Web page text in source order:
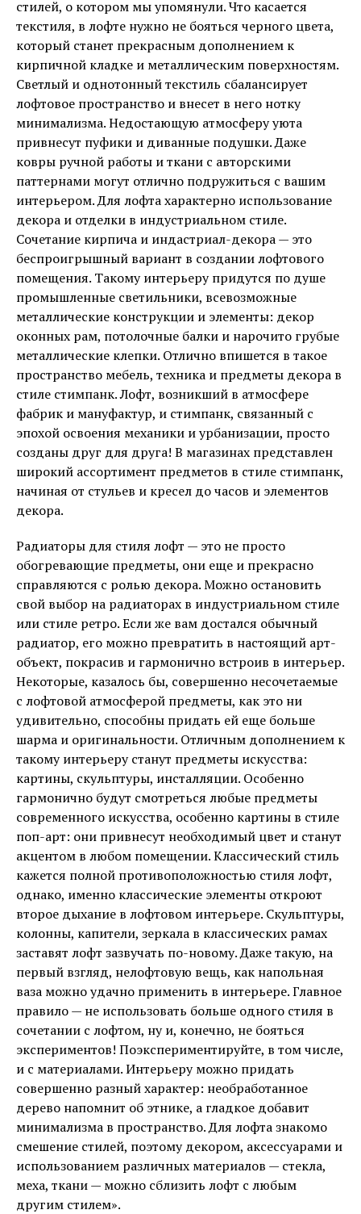
стилей, о котором мы упомянули. Что касается
текстиля, в лофте нужно не бояться черного цвета,
который станет прекрасным дополнением к
кирпичной кладке и металлическим поверхностям.
Светлый и однотонный текстиль сбалансирует
лофтовое пространство и внесет в него нотку
минимализма. Недостающую атмосферу уюта
привнесут пуфики и диванные подушки. Даже
ковры ручной работы и ткани с авторскими
паттернами могут отлично подружиться с вашим
интерьером. Для лофта характерно использование
декора и отделки в индустриальном стиле.
Сочетание кирпича и индастриал-декора — это
беспроигрышный вариант в создании лофтового
помещения. Такому интерьеру придутся по душе
промышленные светильники, всевозможные
металлические конструкции и элементы: декор
оконных рам, потолочные балки и нарочито грубые
металлические клепки. Отлично впишется в такое
пространство мебель, техника и предметы декора в
стиле стимпанк. Лофт, возникший в атмосфере
фабрик и мануфактур, и стимпанк, связанный с
эпохой освоения механики и урбанизации, просто
созданы друг для друга! В магазинах представлен
широкий ассортимент предметов в стиле стимпанк,
начиная от стульев и кресел до часов и элементов
декора.
Радиаторы для стиля лофт — это не просто
обогревающие предметы, они еще и прекрасно
справляются с ролью декора. Можно остановить
свой выбор на радиаторах в индустриальном стиле
или стиле ретро. Если же вам достался обычный
радиатор, его можно превратить в настоящий арт-
объект, покрасив и гармонично встроив в интерьер.
Некоторые, казалось бы, совершенно несочетаемые
с лофтовой атмосферой предметы, как это ни
удивительно, способны придать ей еще больше
шарма и оригинальности. Отличным дополнением к
такому интерьеру станут предметы искусства:
картины, скульптуры, инсталляции. Особенно
гармонично будут смотреться любые предметы
современного искусства, особенно картины в стиле
поп-арт: они привнесут необходимый цвет и станут
акцентом в любом помещении. Классический стиль
кажется полной противоположностью стиля лофт,
однако, именно классические элементы откроют
второе дыхание в лофтовом интерьере. Скульптуры,
колонны, капители, зеркала в классических рамах
заставят лофт зазвучать по-новому. Даже такую, на
первый взгляд, нелофтовую вещь, как напольная
ваза можно удачно применить в интерьере. Главное
правило — не использовать больше одного стиля в
сочетании с лофтом, ну и, конечно, не бояться
экспериментов! Поэкспериментируйте, в том числе,
и с материалами. Интерьеру можно придать
совершенно разный характер: необработанное
дерево напомнит об этнике, а гладкое добавит
минимализма в пространство. Для лофта знакомо
смешение стилей, поэтому декором, аксессуарами и
использованием различных материалов — стекла,
меха, ткани — можно сблизить лофт с любым
другим стилем».